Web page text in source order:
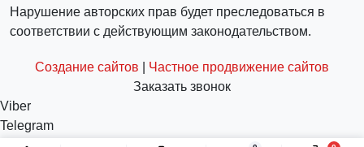
Нарушение авторских прав будет преследоваться в
соответствии с действующим законодательством.
Создание сайтов
Частное продвижение сайтов
Заказать звонок
Viber
Telegram